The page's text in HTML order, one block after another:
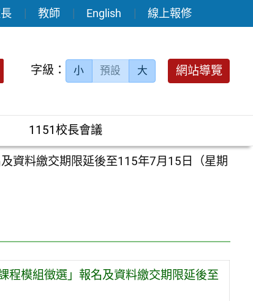
教師 English 線上報修
出 字級： 小 預設 大 網站導覽
1151校長會議
資料繳交期限延後至115年7月15日（星期
程模組徵選」報名及資料繳交期限延後至